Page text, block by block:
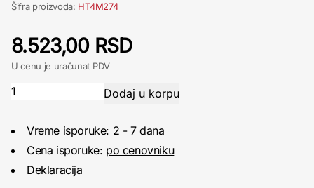
Šifra proizvoda: HT4M274
8.523,00 RSD
U cenu je uračunat PDV
Vreme isporuke: 2 - 7 dana
Cena isporuke: po cenovniku
Deklaracija